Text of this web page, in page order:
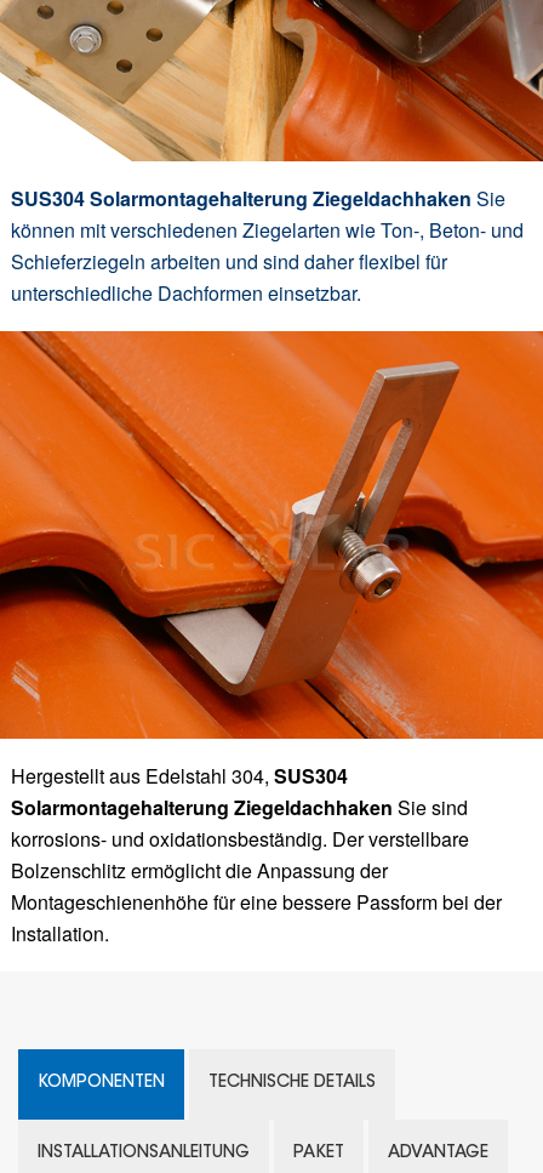
SUS304 Solarmontagehalterung Ziegeldachhaken Sie
können mit verschiedenen Ziegelarten wie Ton-, Beton- und
Schieferziegeln arbeiten und sind daher flexibel für
unterschiedliche Dachformen einsetzbar.
Hergestellt aus Edelstahl 304, SUS304
Solarmontagehalterung Ziegeldachhaken Sie sind
korrosions- und oxidationsbeständig. Der verstellbare
Bolzenschlitz ermöglicht die Anpassung der
Montageschienenhöhe für eine bessere Passform bei der
Installation.
KOMPONENTEN TECHNISCHE DETAILS
INSTALLATIONSANLEITUNG PAKET ADVANTAGE